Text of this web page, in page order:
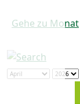
Gehe zu Monat